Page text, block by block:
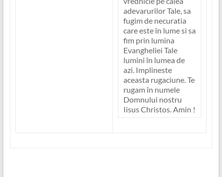
adevarurilor Tale, sa
fugim de necuratia
care este în lume si sa
fim prin lumina
Evangheliei Tale
lumini în lumea de
azi. Implineste
aceasta rugaciune. Te
rugam în numele
Domnului nostru
Iisus Christos. Amin !